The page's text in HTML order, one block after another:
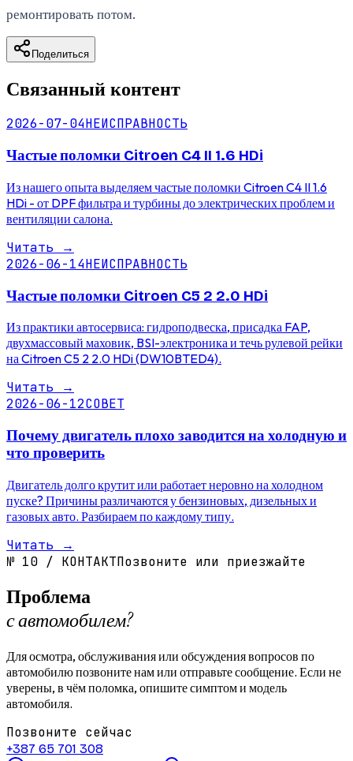
ремонтировать потом.
Поделиться
Связанный контент
2026-07-04НЕИСПРАВНОСТЬ
Частые поломки Citroen C4 II 1.6 HDi
Из нашего опыта выделяем частые поломки Citroen C4 II 1.6
HDi - от DPF фильтра и турбины до электрических проблем и
вентиляции салона.
Читать →
2026-06-14НЕИСПРАВНОСТЬ
Частые поломки Citroen C5 2 2.0 HDi
Из практики автосервиса: гидроподвеска, присадка FAP,
двухмассовый маховик, BSI-электроника и течь рулевой рейки
на Citroen C5 2 2.0 HDi (DW10BTED4).
Читать →
2026-06-12СОВЕТ
Почему двигатель плохо заводится на холодную и
что проверить
Двигатель долго крутит или работает неровно на холодном
пуске? Причины различаются у бензиновых, дизельных и
газовых авто. Разбираем по каждому типу.
Читать →
№ 10 / КОНТАКТПозвоните или приезжайте
Проблема
с автомобилем?
Для осмотра, обслуживания или обсуждения вопросов по
автомобилю позвоните нам или отправьте сообщение. Если не
уверены, в чём поломка, опишите симптом и модель
автомобиля.
Позвоните сейчас
+387 65 701 308